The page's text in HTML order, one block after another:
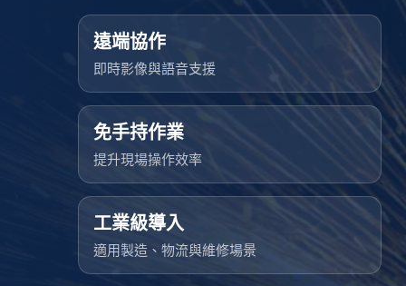
遠端協作
即時影像與語音支援
免手持作業
提升現場操作效率
工業級導入
適用製造、物流與維修場景